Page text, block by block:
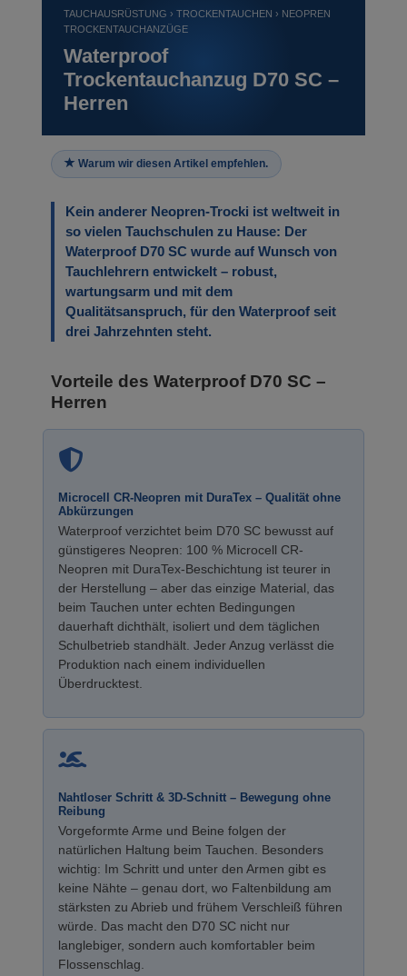
TAUCHAUSRÜSTUNG › TROCKENTAUCHEN › NEOPREN
TROCKENTAUCHANZÜGE
Waterproof
Trockentauchanzug D70 SC –
Herren
Warum wir diesen Artikel empfehlen.
Kein anderer Neopren-Trocki ist weltweit in
so vielen Tauchschulen zu Hause: Der
Waterproof D70 SC wurde auf Wunsch von
Tauchlehrern entwickelt – robust,
wartungsarm und mit dem
Qualitätsanspruch, für den Waterproof seit
drei Jahrzehnten steht.
Vorteile des Waterproof D70 SC –
Herren
Microcell CR-Neopren mit DuraTex – Qualität ohne
Abkürzungen
Waterproof verzichtet beim D70 SC bewusst auf
günstigeres Neopren: 100 % Microcell CR-
Neopren mit DuraTex-Beschichtung ist teurer in
der Herstellung – aber das einzige Material, das
beim Tauchen unter echten Bedingungen
dauerhaft dichthält, isoliert und dem täglichen
Schulbetrieb standhält. Jeder Anzug verlässt die
Produktion nach einem individuellen
Überdrucktest.
Nahtloser Schritt & 3D-Schnitt – Bewegung ohne
Reibung
Vorgeformte Arme und Beine folgen der
natürlichen Haltung beim Tauchen. Besonders
wichtig: Im Schritt und unter den Armen gibt es
keine Nähte – genau dort, wo Faltenbildung am
stärksten zu Abrieb und frühem Verschleiß führen
würde. Das macht den D70 SC nicht nur
langlebiger, sondern auch komfortabler beim
Flossenschlag.